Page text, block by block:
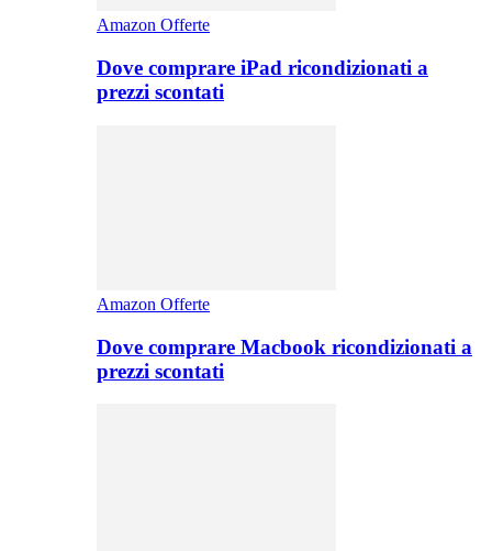
Amazon Offerte
Dove comprare iPad ricondizionati a
prezzi scontati
Amazon Offerte
Dove comprare Macbook ricondizionati a
prezzi scontati